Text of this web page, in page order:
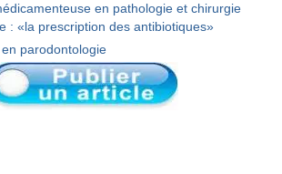
en pathologie et chirurgie
: «la prescription des antibiotiques»
parodontologie